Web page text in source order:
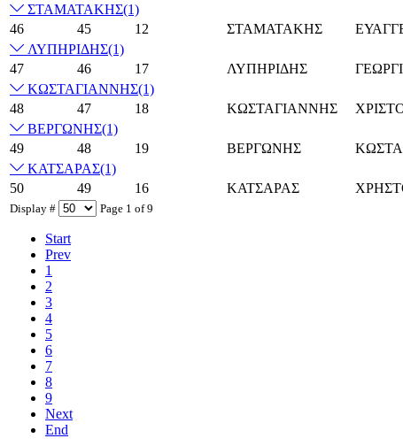
Display # Page 1 of 9
Start
Prev
1
2
3
4
5
6
7
8
9
Next
End
ΣΤΑΜΑΤΑΚΗΣ(1)
46
45 12 ΣΤΑΜΑΤΑΚΗΣ
ΛΥΠΗΡΙΔΗΣ(1)
47
46 17 ΛΥΠΗΡΙΔΗΣ
ΚΩΣΤΑΓΙΑΝΝΗΣ(1)
48
47 18 ΚΩΣΤΑΓΙΑΝΝΗΣ
ΒΕΡΓΩΝΗΣ(1)
49
48 19 ΒΕΡΓΩΝΗΣ
ΚΑΤΣΑΡΑΣ(1)
50
49 16 ΚΑΤΣΑΡΑΣ